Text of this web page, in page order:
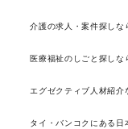
介護の求人・案件探しな
医療福祉のしごと探しな
エグゼクティブ人材紹介
タイ・バンコクにある日